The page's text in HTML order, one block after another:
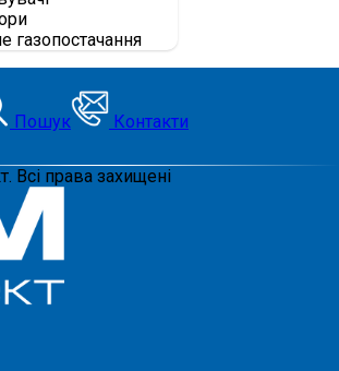
газопостачання
Пошук Контакти
Всі права захищені